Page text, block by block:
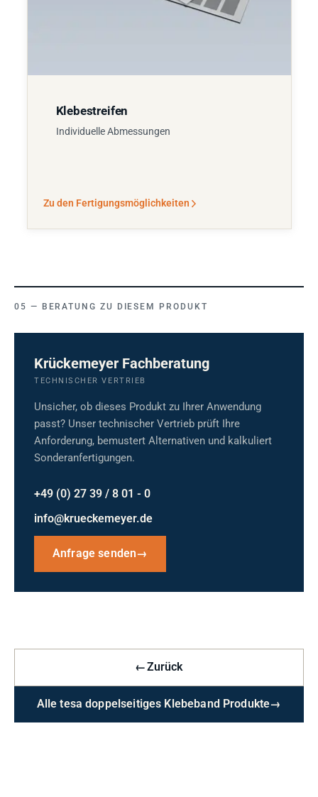
Klebestreifen
Individuelle Abmessungen
Zu den Fertigungsmöglichkeiten
BERATUNG ZU DIESEM PRODUKT
Krückemeyer Fachberatung
TECHNISCHER VERTRIEB
Unsicher, ob dieses Produkt zu Ihrer Anwendung
passt? Unser technischer Vertrieb prüft Ihre
Anforderung, bemustert Alternativen und kalkuliert
Sonderanfertigungen.
+49 (0) 27 39 / 8 01 - 0
info@krueckemeyer.de
Anfrage senden→
←Zurück
Alle tesa doppelseitiges Klebeband Produkte→